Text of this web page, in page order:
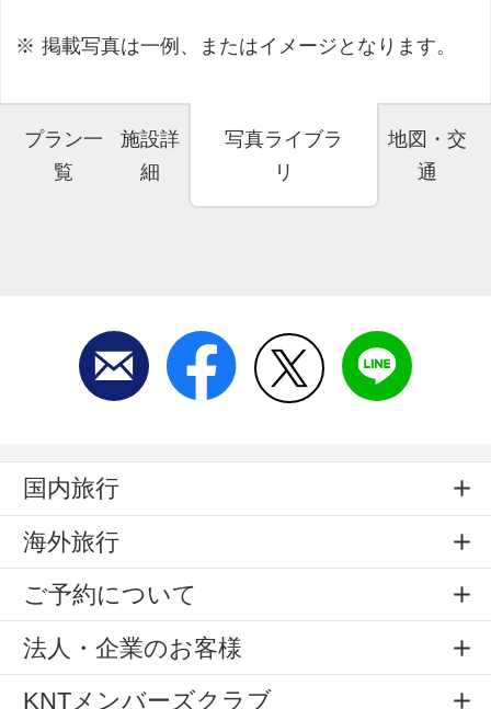
掲載写真は一例、またはイメージとなります。
プラン一
覧
施設詳
細
写真ライブラ
リ
地図・交
通
国内旅行
海外旅行
ご予約について
法人・企業のお客様
KNTメンバーズクラブ